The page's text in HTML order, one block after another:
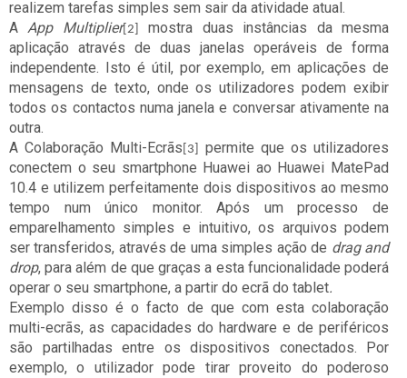
realizem tarefas simples sem sair da atividade atual.
AApp Multiplier[2]
mostra duas instâncias da mesma
aplicação através de duas janelas operáveis ​​de forma
independente. Isto é útil, por exemplo, em aplicações de
mensagens de texto, onde os utilizadores podem exibir
todos os contactos numa janela e conversar ativamente na
outra.
A Colaboração Multi-Ecrãs [3]
permite que os utilizadores
conectem o seu smartphone Huawei ao Huawei MatePad
10.4 e utilizem perfeitamente dois dispositivos ao mesmo
tempo num único monitor. Após um processo de
emparelhamento simples e intuitivo, os arquivos podem
ser transferidos, através de uma simples ação de drag and
drop, para além de que graças a esta funcionalidade poderá
operar o seu smartphone, a partir do ecrã do tablet.
Exemplo disso é o facto de que com esta colaboração
multi-ecrãs, as capacidades do hardware e de periféricos
são partilhadas entre os dispositivos conectados. Por
exemplo, o utilizador pode tirar proveito do poderoso